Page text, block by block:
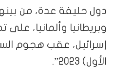
دول حليفة عدة، من
وبريطانيا وألمانيا،
إسرائيل، عقب هجوم
الأول) 2023”.